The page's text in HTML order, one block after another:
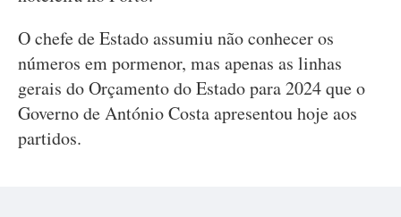
O chefe de Estado assumiu não conhecer os
números em pormenor, mas apenas as linhas
gerais do Orçamento do Estado para 2024 que o
Governo de António Costa apresentou hoje aos
partidos.